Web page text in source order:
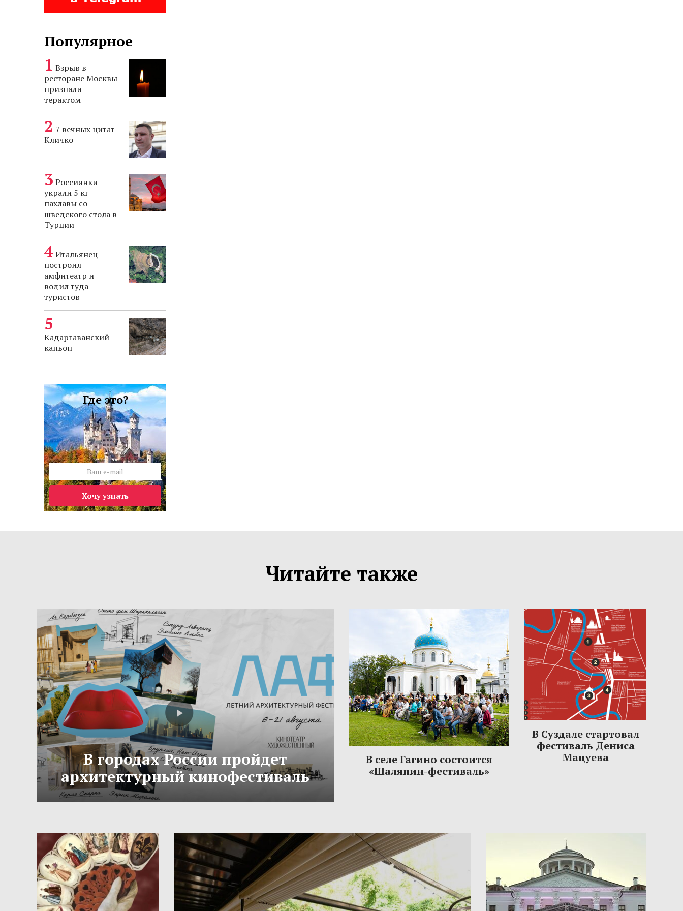
Популярное
Взрыв в
ресторане Москвы
признали
терактом
7 вечных цитат
Кличко
Россиянки
украли 5 кг
пахлавы со
шведского стола в
Турции
Итальянец
построил
амфитеатр и
водил туда
туристов
Кадаргаванский
каньон
Где это?
Хочу узнать
Читайте также
В городах России пройдет
архитектурный кинофестиваль
В селе Гагино состоится
«Шаляпин-фестиваль»
В Суздале стартовал
фестиваль Дениса
Мацуева